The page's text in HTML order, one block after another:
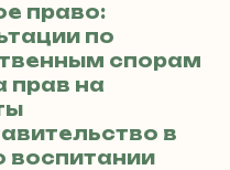
право:
по
спорам
прав на
в
воспитании